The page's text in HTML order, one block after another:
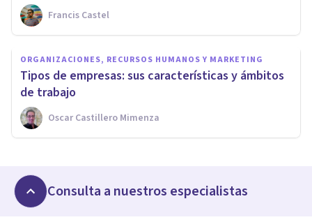
Francis Castel
ORGANIZACIONES, RECURSOS HUMANOS Y MARKETING
Tipos de empresas: sus características y ámbitos
de trabajo
Oscar Castillero Mimenza
Consulta a nuestros especialistas